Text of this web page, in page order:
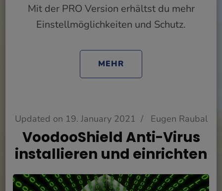
Mit der PRO Version erhältst du mehr
Einstellmöglichkeiten und Schutz.
MEHR
Updated on 19. January 2021 / Eugen Raubal
VoodooShield Anti-Virus
installieren und einrichten